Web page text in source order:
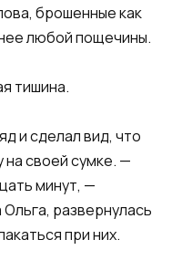
брошенные как
любой пощечины.
тишина.
и сделал вид, что
на своей сумке. —
минут, —
развернулась
при них.